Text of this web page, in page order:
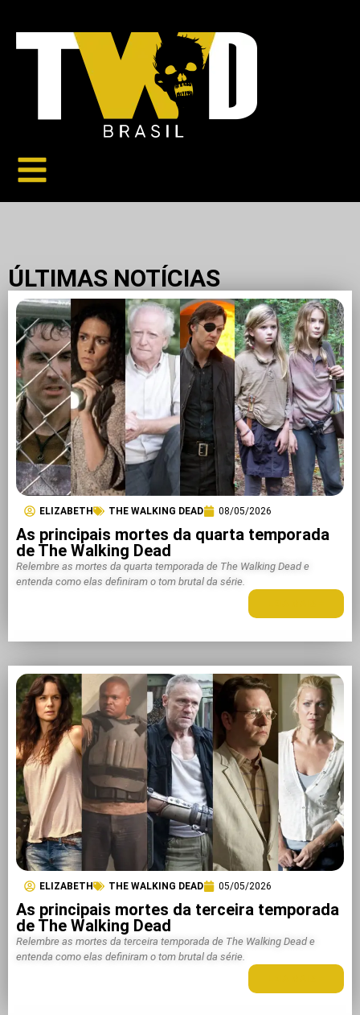
ÚLTIMAS NOTÍCIAS
ELIZABETH THE WALKING DEAD 08/05/2026
As principais mortes da quarta temporada
de The Walking Dead
Relembre as mortes da quarta temporada de The Walking Dead e
entenda como elas definiram o tom brutal da série.
ELIZABETH THE WALKING DEAD 05/05/2026
As principais mortes da terceira temporada
de The Walking Dead
Relembre as mortes da terceira temporada de The Walking Dead e
entenda como elas definiram o tom brutal da série.